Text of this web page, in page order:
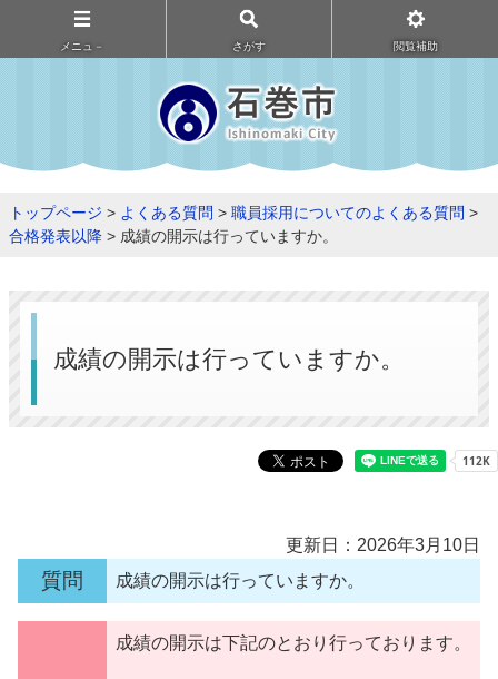
メニュ－ さがす 閲覧補助
トップページ > よくある質問 > 職員採用についてのよくある質問 >
合格発表以降 > 成績の開示は行っていますか。
成績の開示は行っていますか。
更新日：2026年3月10日
質問 成績の開示は行っていますか。
成績の開示は下記のとおり行っております。